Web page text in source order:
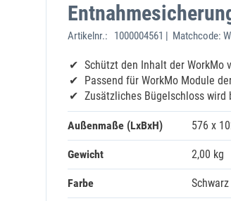
Artikelnr.: 1000004561 | Matchcode:
Schützt den Inhalt der WorkMo
Passend für WorkMo Module
Zusätzliches Bügelschloss
Außenmaße (LxBxH) 576 x
Gewicht 2,00 kg
Farbe Schwarz